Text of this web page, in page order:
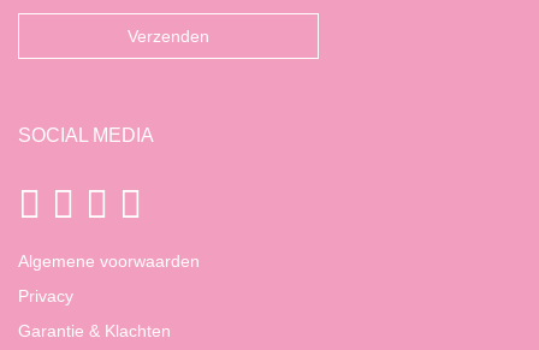
SOCIAL MEDIA
Algemene voorwaarden
Privacy
Garantie & Klachten